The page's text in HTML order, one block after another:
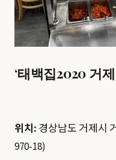
‘태백집2020 거
위치: 경상남도 거제시
970-18)